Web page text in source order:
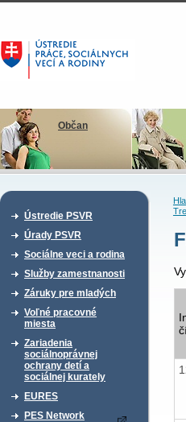
Občan
Ústredie PSVR
Úrady PSVR
Sociálne veci a rodina
Služby zamestnanosti
Záruky pre mladých
Voľné pracovné
miesta
Zariadenia
sociálnoprávnej
ochrany detí a
sociálnej kurately
EURES
PES Network